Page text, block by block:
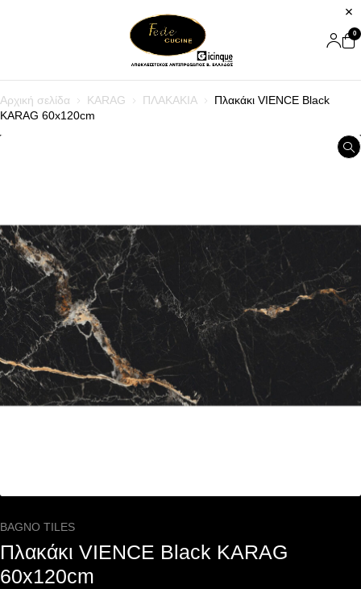
0
Αρχική σελίδα KARAG ΠΛΑΚΑΚΙΑ
Πλακάκι VIENCE Black
KARAG 60x120cm
BAGNO TILES
Πλακάκι VIENCE Black KARAG
60x120cm